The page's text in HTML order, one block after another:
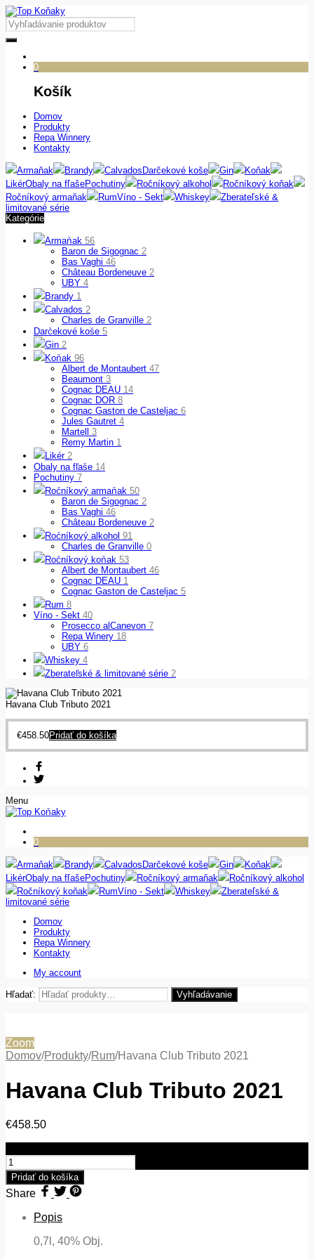
0
Košík
Domov
Produkty
Repa Winnery
Kontakty
Armaňak Brandy Calvados Darčekové koše Gin
Koňak
LikérObaly na fľašePochutiny Ročníkový alkohol
Ročníkový koňak
Ročníkový armaňak
RumVíno - Sekt Whiskey
Zberateľské &
limitované série
Kategórie
Armaňak 56
Baron de Sigognac 2
Bas Vaghi 46
Château Bordeneuve 2
UBY 4
Brandy 1
Calvados 2
Charles de Granville 2
Darčekové koše 5
Gin 2
Koňak 96
Albert de Montaubert 47
Beaumont 3
Cognac DEAU 14
Cognac DOR 8
Cognac Gaston de Casteljac 6
Jules Gautret 4
Martell 3
Remy Martin 1
Likér 2
Obaly na fľaše 14
Pochutiny 7
Ročníkový armaňak 50
Baron de Sigognac 2
Bas Vaghi 46
Château Bordeneuve 2
Ročníkový alkohol 91
Charles de Granville 0
Ročníkový koňak 53
Albert de Montaubert 46
Cognac DEAU 1
Cognac Gaston de Casteljac 5
Rum 8
Víno - Sekt 40
Prosecco alCanevon 7
Repa Winery 18
UBY 6
Whiskey 4
Zberateľské & limitované série 2
Havana Club Tributo 2021
€458.50Pridať do košíka
Menu
0
Armaňak Brandy Calvados Darčekové koše Gin
Koňak
LikérObaly na fľašePochutiny Ročníkový armaňak
Ročníkový alkohol
Ročníkový koňak
RumVíno - Sekt Whiskey
Zberateľské &
limitované série
Domov
Produkty
Repa Winnery
Kontakty
My account
Hľadať: Vyhľadávanie
Zoom
Domov/Produkty/Rum/Havana Club Tributo 2021
Havana Club Tributo 2021
€458.50
Pridať do košíka
Share
Popis
0,7l, 40% Obj.